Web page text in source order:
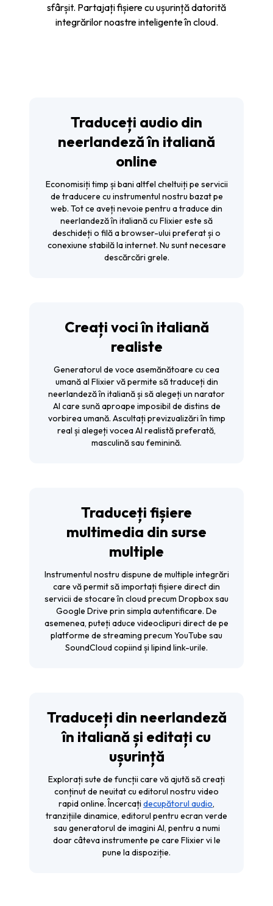
sfârșit. Partajați fișiere cu ușurință datorită
integrărilor noastre inteligente în cloud.
Traduceți audio din
neerlandeză în italiană
online
Economisiți timp și bani altfel cheltuiți pe servicii
de traducere cu instrumentul nostru bazat pe
web. Tot ce aveți nevoie pentru a traduce din
neerlandeză în italiană cu Flixier este să
deschideți o filă a browser-ului preferat și o
conexiune stabilă la internet. Nu sunt necesare
descărcări grele.
Creați voci în italiană
realiste
Generatorul de voce asemănătoare cu cea
umană al Flixier vă permite să traduceți din
neerlandeză în italiană și să alegeți un narator
AI care sună aproape imposibil de distins de
vorbirea umană. Ascultați previzualizări în timp
real și alegeți vocea AI realistă preferată,
masculină sau feminină.
Traduceți fișiere
multimedia din surse
multiple
Instrumentul nostru dispune de multiple integrări
care vă permit să importați fișiere direct din
servicii de stocare în cloud precum Dropbox sau
Google Drive prin simpla autentificare. De
asemenea, puteți aduce videoclipuri direct de pe
platforme de streaming precum YouTube sau
SoundCloud copiind și lipind link-urile.
Traduceți din neerlandeză
în italiană și editați cu
ușurință
Explorați sute de funcții care vă ajută să creați
conținut de neuitat cu editorul nostru video
rapid online. Încercați decupătorul audio,
tranzițiile dinamice, editorul pentru ecran verde
sau generatorul de imagini AI, pentru a numi
doar câteva instrumente pe care Flixier vi le
pune la dispoziție.